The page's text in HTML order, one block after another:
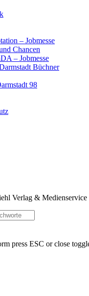
– Jobmesse
Chancen
– Jobmesse
Büchner
98
Verlag & Medienservice
press ESC or close